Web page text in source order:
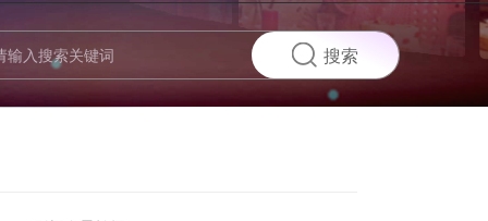
搜索